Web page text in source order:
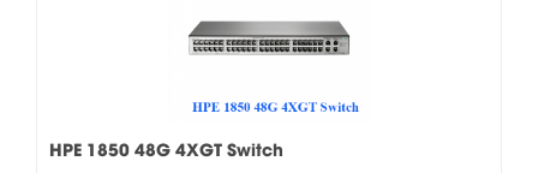
HPE 1850 48G 4XGT Switch